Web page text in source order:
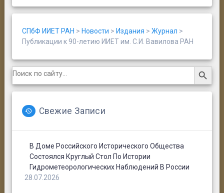
СПбФ ИИЕТ РАН > Новости > Издания > Журнал >
Публикации к 90-летию ИИЕТ им. С.И. Вавилова РАН
Search
for:
Search Button
Свежие Записи
В Доме Российского Исторического Общества
Состоялся Круглый Стол По Истории
Гидрометеорологических Наблюдений В России
28.07.2026